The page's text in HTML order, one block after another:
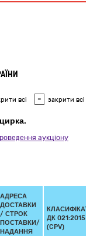
всі - закрити всі
аукціону
АДРЕСА
ДОСТАВКИ
/ СТРОК
ПОСТАВКИ/
НАДАННЯ
ДК 021:2015
(CPV)